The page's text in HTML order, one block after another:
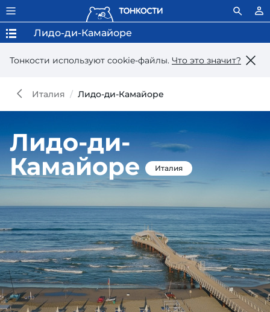
Тонкости используют сookie-файлы. Что это значит?
Лидо-ди-Камайоре
Италия Лидо-ди-Камайоре
Лидо-ди-
Камайоре
Италия